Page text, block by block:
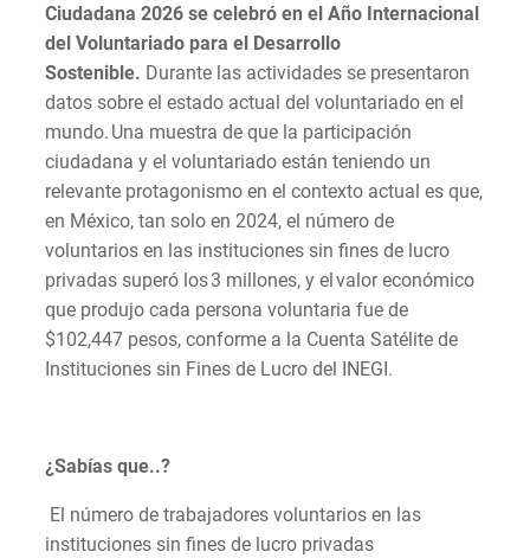
Ciudadana 2026 se celebró en el Año Internacional
del Voluntariado para el Desarrollo
Sostenible. Durante las actividades se presentaron
datos sobre el estado actual del voluntariado en el
mundo. Una muestra de que la participación
ciudadana y el voluntariado están teniendo un
relevante protagonismo en el contexto actual es que,
en México, tan solo en 2024, el número de
voluntarios en las instituciones sin fines de lucro
privadas superó los 3 millones, y el valor económico
que produjo cada persona voluntaria fue de
$102,447 pesos, conforme a la Cuenta Satélite de
Instituciones sin Fines de Lucro del INEGI.
¿Sabías que..?
El número de trabajadores voluntarios en las
instituciones sin fines de lucro privadas